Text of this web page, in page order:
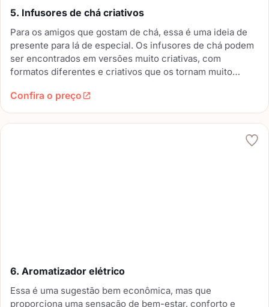
5. Infusores de chá criativos
Para os amigos que gostam de chá, essa é uma ideia de
presente para lá de especial. Os infusores de chá podem
ser encontrados em versões muito criativas, com
formatos diferentes e criativos que os tornam muito
que ama chá, aposte nesse presente.
Confira o preço
6. Aromatizador elétrico
Essa é uma sugestão bem econômica, mas que
proporciona uma sensação de bem-estar, conforto e